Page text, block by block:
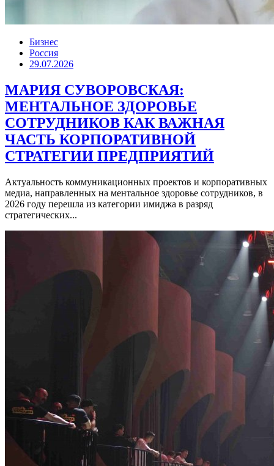
Бизнес
Россия
29.07.2026
МАРИЯ СУВОРОВСКАЯ:
МЕНТАЛЬНОЕ ЗДОРОВЬЕ
СОТРУДНИКОВ КАК ВАЖНАЯ
ЧАСТЬ КОРПОРАТИВНОЙ
СТРАТЕГИИ ПРЕДПРИЯТИЙ
Актуальность коммуникационных проектов и корпоративных
медиа, направленных на ментальное здоровье сотрудников, в
2026 году перешла из категории имиджа в разряд
стратегических...